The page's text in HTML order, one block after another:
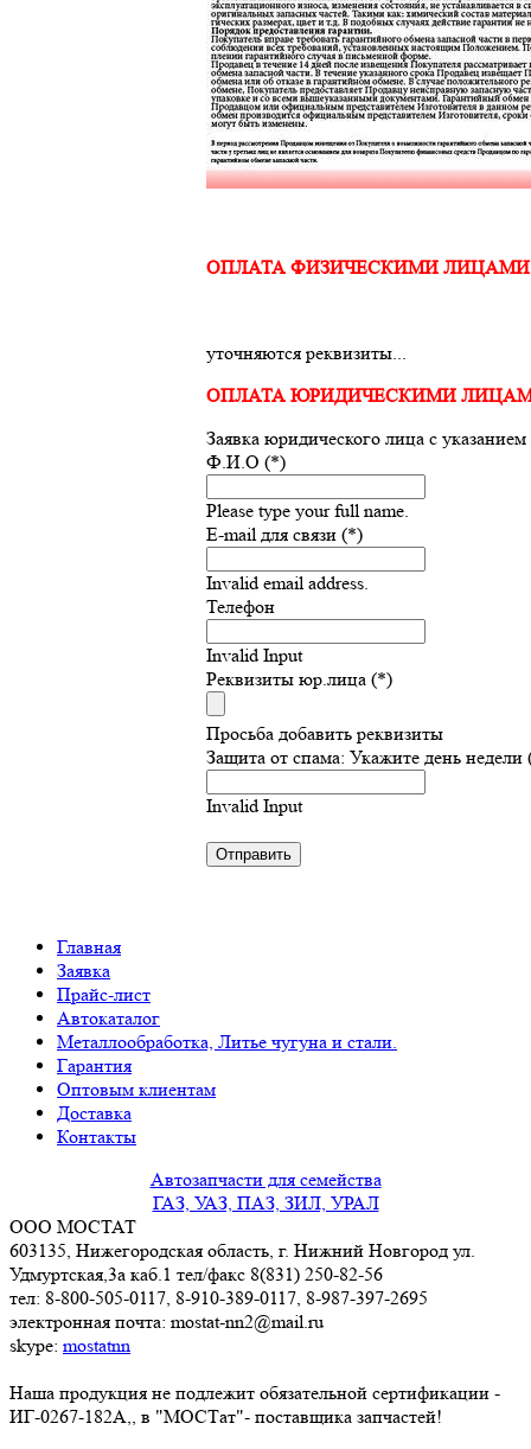
ОПЛАТА ФИЗИЧЕСКИМИ ЛИЦАМИ
уточняются реквизиты...
ОПЛАТА ЮРИДИЧЕСКИМИ
Заявка юридического лица с указанием
Ф.И.О (*)
Please type your full name.
E-mail для связи (*)
Invalid email address.
Телефон
Invalid Input
Реквизиты юр.лица (*)
Просьба добавить реквизиты
Защита от спама: Укажите день
Invalid Input
Главная
Заявка
Прайс-лист
Автокаталог
Металлообработка, Литье чугуна и стали.
Гарантия
Оптовым клиентам
Доставка
Контакты
Автозапчасти для семейства
ГАЗ, УАЗ, ПАЗ, ЗИЛ, УРАЛ
ООО МОСТАТ
603135, Нижегородская область, г. Нижний Новгород ул.
Удмуртская,3a каб.1 тел/факс 8(831) 250-82-56
тел: 8-800-505-0117, 8-910-389-0117, 8-987-397-2695
электронная почта: mostat-nn2@mail.ru
skype: mostatnn
Наша продукция не подлежит обязательной сертификации -
ИГ-0267-182А,, в "МОСТат"- поставщика запчастей!